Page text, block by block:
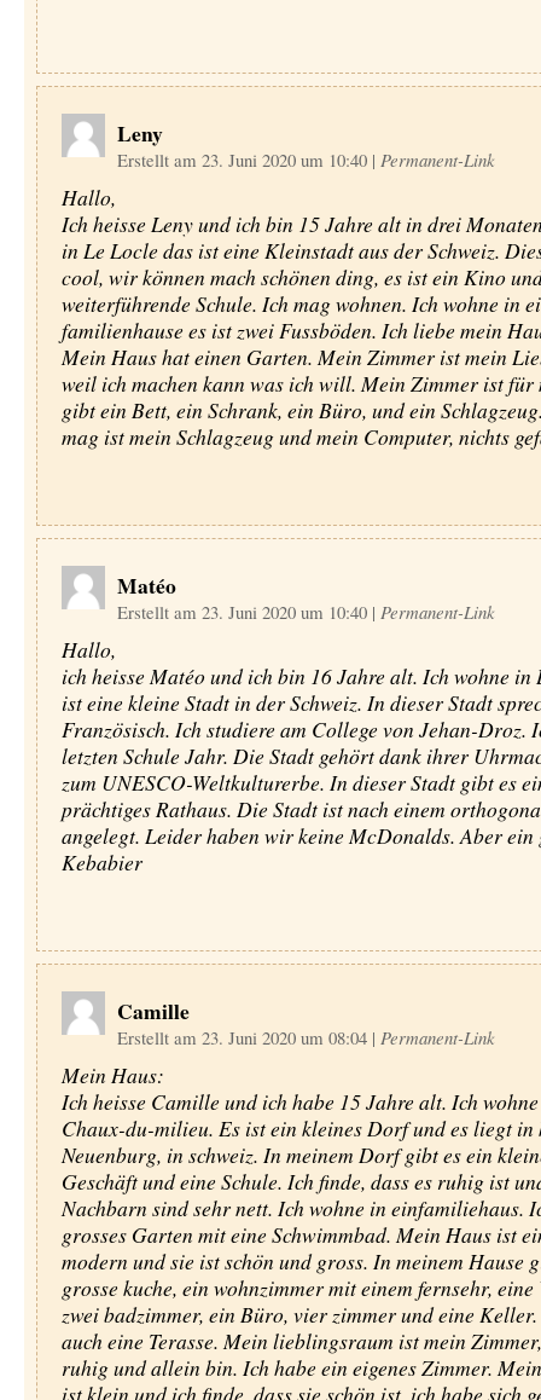
Leny
Erstellt am 23. Juni 2020 um 10:40 | Permanent-Link
Hallo,
Ich heisse Leny und ich bin 15 Jahre alt in drei
in Le Locle das ist eine Kleinstadt aus der Schweiz.
cool, wir können mach schönen ding, es ist ein Kino
weiterführende Schule. Ich mag wohnen. Ich wohne in
familienhause es ist zwei Fussböden. Ich liebe mein
Mein Haus hat einen Garten. Mein Zimmer ist mein
weil ich machen kann was ich will. Mein Zimmer ist für
gibt ein Bett, ein Schrank, ein Büro, und ein
mag ist mein Schlagzeug und mein Computer, nichts
Matéo
Erstellt am 23. Juni 2020 um 10:40 | Permanent-Link
Hallo,
ich heisse Matéo und ich bin 16 Jahre alt. Ich wohne in
ist eine kleine Stadt in der Schweiz. In dieser Stadt
Französisch. Ich studiere am College von Jehan-Droz.
letzten Schule Jahr. Die Stadt gehört dank ihrer
zum UNESCO-Weltkulturerbe. In dieser Stadt gibt es
prächtiges Rathaus. Die Stadt ist nach einem
angelegt. Leider haben wir keine McDonalds. Aber
Kebabier
Camille
Erstellt am 23. Juni 2020 um 08:04 | Permanent-Link
Mein Haus:
Ich heisse Camille und ich habe 15 Jahre alt. Ich
Chaux-du-milieu. Es ist ein kleines Dorf und es liegt in
Neuenburg, in schweiz. In meinem Dorf gibt es ein
Geschäft und eine Schule. Ich finde, dass es ruhig ist
Nachbarn sind sehr nett. Ich wohne in einfamiliehaus.
grosses Garten mit eine Schwimmbad. Mein Haus ist
modern und sie ist schön und gross. In meinem Hause
grosse kuche, ein wohnzimmer mit einem fernsehr, eine
zwei badzimmer, ein Büro, vier zimmer und eine
auch eine Terasse. Mein lieblingsraum ist mein
ruhig und allein bin. Ich habe ein eigenes Zimmer.
ist klein und ich finde, dass sie schön ist. ich habe sich